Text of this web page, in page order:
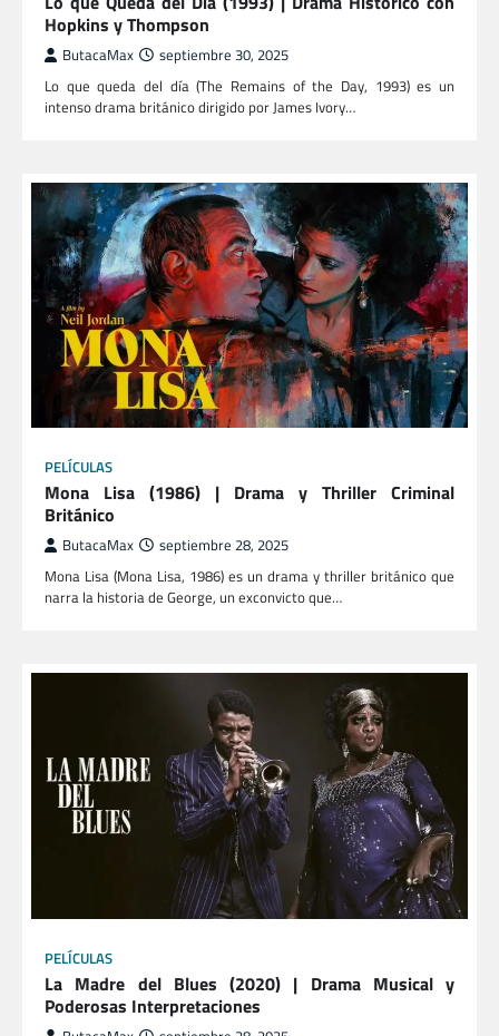
Hopkins y Thompson
ButacaMax septiembre 30, 2025
Lo que queda del día (The Remains of the Day, 1993) es un
intenso drama británico dirigido por James Ivory…
PELÍCULAS
Mona Lisa (1986) | Drama y Thriller Criminal
Británico
ButacaMax septiembre 28, 2025
Mona Lisa (Mona Lisa, 1986) es un drama y thriller británico que
narra la historia de George, un exconvicto que…
PELÍCULAS
La Madre del Blues (2020) | Drama Musical y
Poderosas Interpretaciones